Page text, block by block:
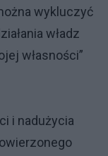
wykluczyć
władz
własności”
i nadużycia